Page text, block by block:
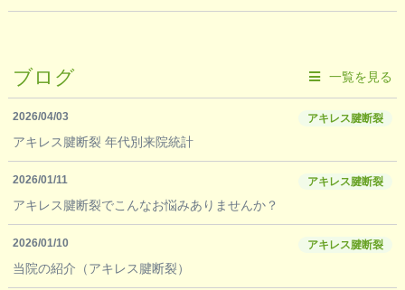
ブログ 一覧を見る
2026/04/03 アキレス腱断裂
アキレス腱断裂 年代別来院統計
2026/01/11 アキレス腱断裂
アキレス腱断裂でこんなお悩みありませんか？
2026/01/10 アキレス腱断裂
当院の紹介（アキレス腱断裂）